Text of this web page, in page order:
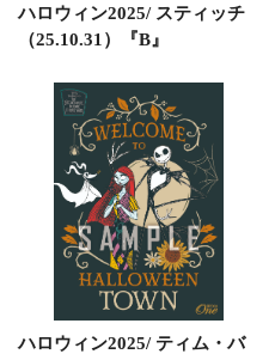
ハロウィン2025/ スティッチ
（25.10.31）『B』
ハロウィン2025/ ティム・バ